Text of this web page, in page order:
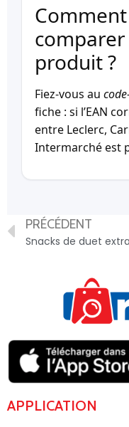
produit ?
Fiez-vous au
fiche : si l’EAN
entre Leclerc,
Intermarché est
PRÉCÉDENT
APPLICATION